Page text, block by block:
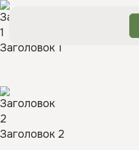
Заголовок 1
Заголовок 2